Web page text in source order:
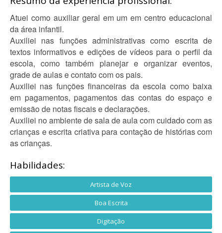
Atuei como auxiliar geral em um em centro educacional
da área infantil.
Auxiliei nas funções administrativas como escrita de
textos informativos e edições de vídeos para o perfil da
escola, como também planejar e organizar eventos,
grade de aulas e contato com os pais.
Auxiliei nas funções financeiras da escola como baixa
em pagamentos, pagamentos das contas do espaço e
emissão de notas fiscais e declarações.
Auxiliei no ambiente de sala de aula com cuidado com as
crianças e escrita criativa para contação de histórias com
as crianças.
Habilidades:
Artista de Voz
Boa Escrita
Digitação